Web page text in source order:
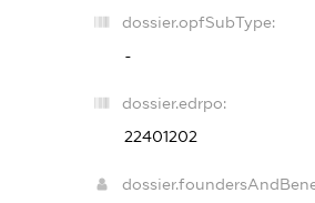
dossier.opfSubType:
-
dossier.edrpo:
22401202